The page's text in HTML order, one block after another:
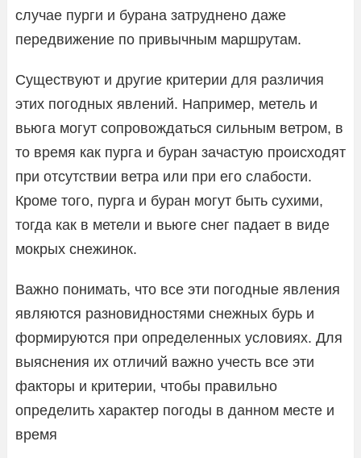
случае пурги и бурана затруднено даже
передвижение по привычным маршрутам.
Существуют и другие критерии для различия
этих погодных явлений. Например, метель и
вьюга могут сопровождаться сильным ветром, в
то время как пурга и буран зачастую происходят
при отсутствии ветра или при его слабости.
Кроме того, пурга и буран могут быть сухими,
тогда как в метели и вьюге снег падает в виде
мокрых снежинок.
Важно понимать, что все эти погодные явления
являются разновидностями снежных бурь и
формируются при определенных условиях. Для
выяснения их отличий важно учесть все эти
факторы и критерии, чтобы правильно
определить характер погоды в данном месте и
время